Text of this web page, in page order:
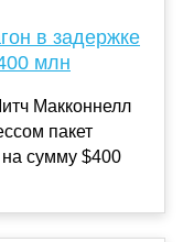
в задержке
млн
Макконнелл
пакет
сумму $400